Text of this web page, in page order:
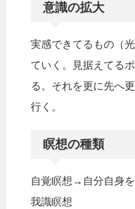
意識の拡大
実感できてるもの（
ていく。見据えてる
る。それを更に先へ
行く。
瞑想の種類
自覚瞑想→自分自身
我識瞑想